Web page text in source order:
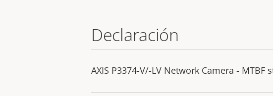
Declaración
AXIS P3374-V/-LV Network Camera - MTBF